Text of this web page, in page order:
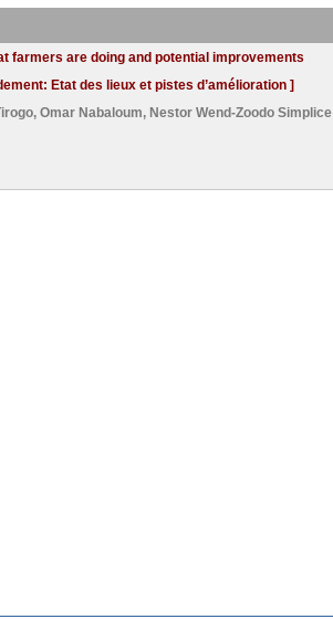
farmers are doing and potential improvements
Etat des lieux et pistes d’amélioration ]
, Omar Nabaloum, Nestor Wend-Zoodo Simplice